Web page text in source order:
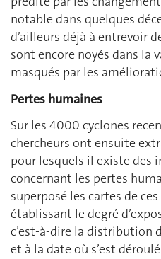
notable dans quelques
d’ailleurs déjà à entrevoir
sont encore noyés dans la
masqués par les
Pertes humaines
Sur les 4000 cyclones
chercheurs ont ensuite
pour lesquels il existe des
concernant les pertes
superposé les cartes de
établissant le degré
c’est-à-dire la distribution
et à la date où s’est